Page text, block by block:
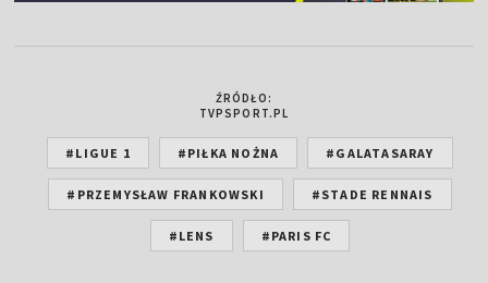
ŹRÓDŁO:
TVPSPORT.PL
#LIGUE 1 #PIŁKA NOŻNA #GALATASARAY
#PRZEMYSŁAW FRANKOWSKI #STADE RENNAIS
#LENS #PARIS FC